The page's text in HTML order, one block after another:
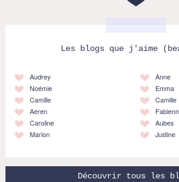
Les blogs que j'aime
Audrey
Noémie
Camille
Aeren
Caroline
Marion
Anne
Emma
Camille
Aubes
Justine
Découvrir tous les